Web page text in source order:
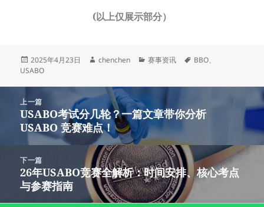
(以上仅展示部分）
发
布
2025年4月23日
作
chenchen
分
赛事资讯
标
BBO、
USABO
上一篇
上
篇
文
章：
USABO考试分几轮？一篇文章带你分析
USABO 竞赛难点！
下一篇
下
篇
文
26年USABO竞赛全解析：时间安排、核心考点
与参赛指南